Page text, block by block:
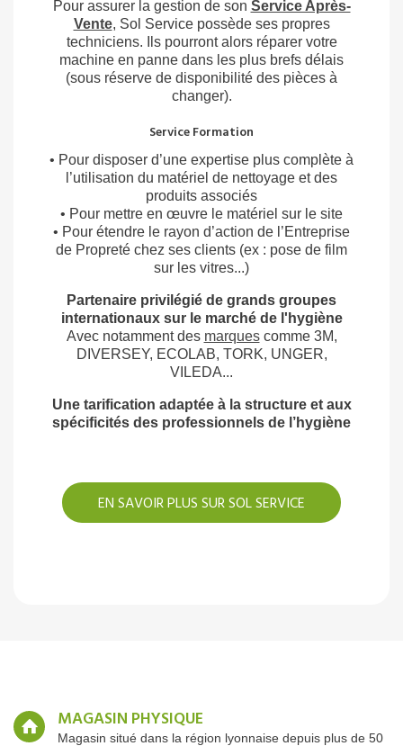
Pour assurer la gestion de son Service Après-
Vente, Sol Service possède ses propres
techniciens. Ils pourront alors réparer votre
machine en panne dans les plus brefs délais
(sous réserve de disponibilité des pièces à
changer).
Service Formation
• Pour disposer d’une expertise plus complète à
l’utilisation du matériel de nettoyage et des
produits associés
• Pour mettre en œuvre le matériel sur le site
• Pour étendre le rayon d’action de l’Entreprise
de Propreté chez ses clients (ex : pose de film
sur les vitres...)
Partenaire privilégié de grands groupes
internationaux sur le marché de l'hygiène
Avec notamment des marquescomme 3M,
DIVERSEY, ECOLAB, TORK, UNGER,
VILEDA...
Une tarification adaptée à la structure et aux
spécificités des professionnels de l’hygiène
EN SAVOIR PLUS SUR SOL SERVICE
MAGASIN PHYSIQUE
Magasin situé dans la région lyonnaise depuis plus de 50